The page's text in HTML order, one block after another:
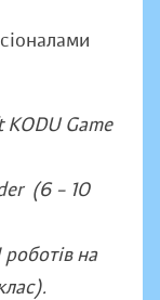
KODU Game
(6 – 10
на